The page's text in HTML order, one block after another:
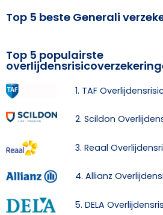
Top 5 beste Generali
Top 5 populairste
1. TAF
2. Scildon
3. Reaal
4. Allianz
5. DELA